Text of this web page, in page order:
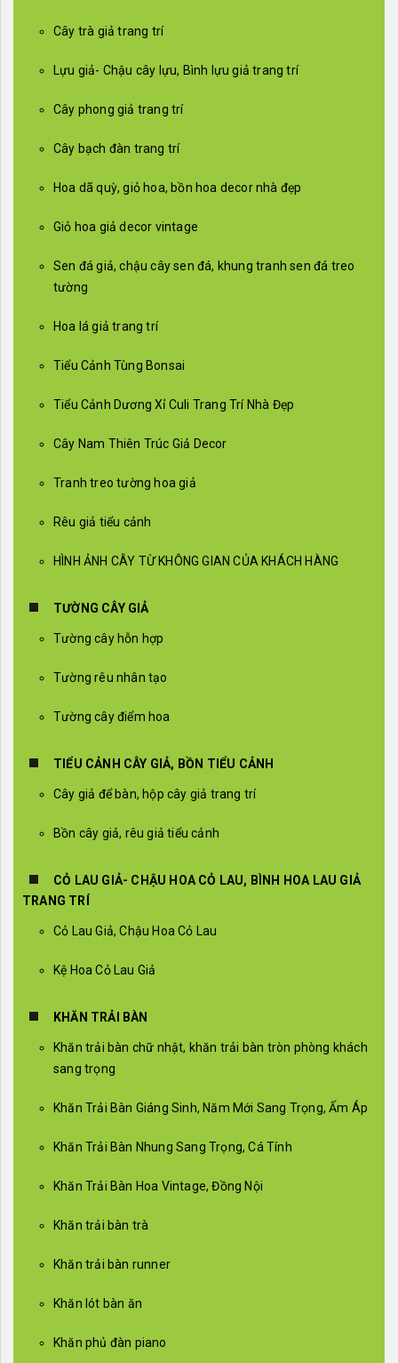
Cây trà giả trang trí
Lựu giả- Chậu cây lựu, Bình lựu giả trang trí
Cây phong giả trang trí
Cây bạch đàn trang trí
Hoa dã quỳ, giỏ hoa, bồn hoa decor nhà đẹp
Giỏ hoa giả decor vintage
Sen đá giả, chậu cây sen đá, khung tranh sen đá treo
tường
Hoa lá giả trang trí
Tiểu Cảnh Tùng Bonsai
Tiểu Cảnh Dương Xỉ Culi Trang Trí Nhà Đẹp
Cây Nam Thiên Trúc Giả Decor
Tranh treo tường hoa giả
Rêu giả tiểu cảnh
HÌNH ẢNH CÂY TỪ KHÔNG GIAN CỦA KHÁCH HÀNG
TƯỜNG CÂY GIẢ
Tường cây hỗn hợp
Tường rêu nhân tạo
Tường cây điểm hoa
TIỂU CẢNH CÂY GIẢ, BỒN TIỂU CẢNH
Cây giả để bàn, hộp cây giả trang trí
Bồn cây giả, rêu giả tiểu cảnh
CỎ LAU GIẢ- CHẬU HOA CỎ LAU, BÌNH HOA LAU GIẢ
TRANG TRÍ
Cỏ Lau Giả, Chậu Hoa Cỏ Lau
Kệ Hoa Cỏ Lau Giả
KHĂN TRẢI BÀN
Khăn trải bàn chữ nhật, khăn trải bàn tròn phòng khách
sang trọng
Khăn Trải Bàn Giáng Sinh, Năm Mới Sang Trọng, Ấm Áp
Khăn Trải Bàn Nhung Sang Trọng, Cá Tính
Khăn Trải Bàn Hoa Vintage, Đồng Nội
Khăn trải bàn trà
Khăn trải bàn runner
Khăn lót bàn ăn
Khăn phủ đàn piano